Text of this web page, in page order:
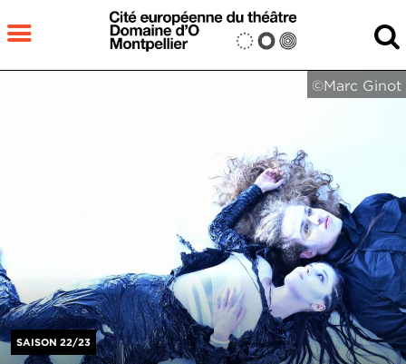
Aller au contenu principal
©Marc Ginot
SAISON 22/23